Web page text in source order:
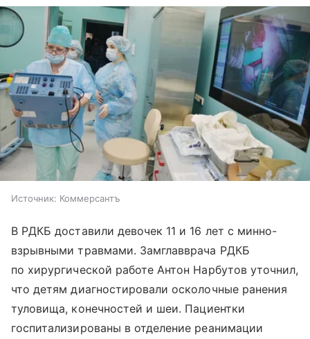
Источник: Коммерсантъ
В РДКБ доставили девочек 11 и 16 лет с минно-
взрывными травмами. Замглавврача РДКБ
по хирургической работе Антон Нарбутов уточнил,
что детям диагностировали осколочные ранения
туловища, конечностей и шеи. Пациентки
госпитализированы в отделение реанимации